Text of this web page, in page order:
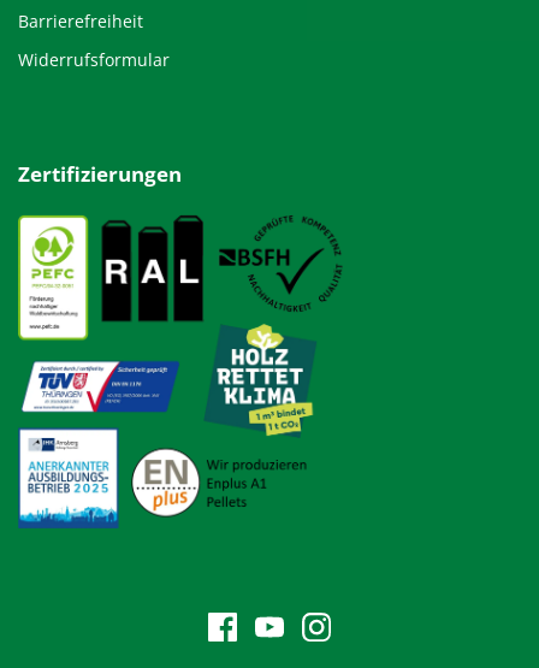
Barrierefreiheit
Widerrufsformular
Zertifizierungen